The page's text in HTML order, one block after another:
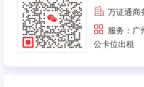
万证通商
服务：广
公卡位出租